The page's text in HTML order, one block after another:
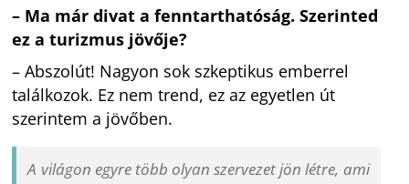
– Ma már divat a fenntarthatóság. Szerinted
ez a turizmus jövője?
– Abszolút! Nagyon sok szkeptikus emberrel
találkozok. Ez nem trend, ez az egyetlen út
szerintem a jövőben.
A világon egyre több olyan szervezet jön létre, ami